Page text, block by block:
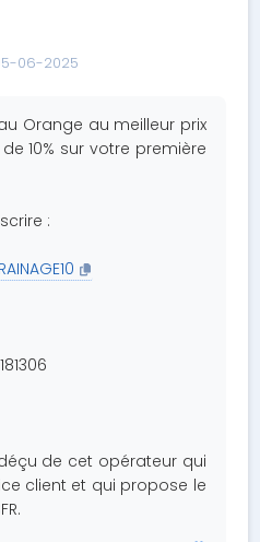
06-2025
Orange au meilleur prix
10% sur votre première
:
de cet opérateur qui
client et qui propose le